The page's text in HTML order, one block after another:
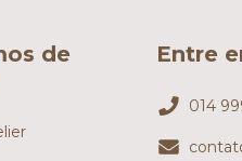
de
Entre
014